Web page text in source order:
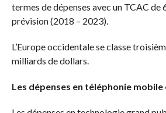
termes de dépenses avec un TCAC de
prévision (2018 – 2023).
L’Europe occidentale se classe
milliards de dollars.
Les dépenses en téléphonie mobile